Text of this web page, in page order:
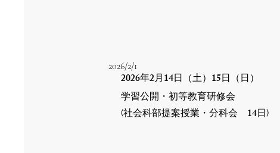
2026/2/1
2026年2月 14日（土） 15日（日）
学習公開・初等教育研修会
​(社会科部提案授業・分科会 14日)